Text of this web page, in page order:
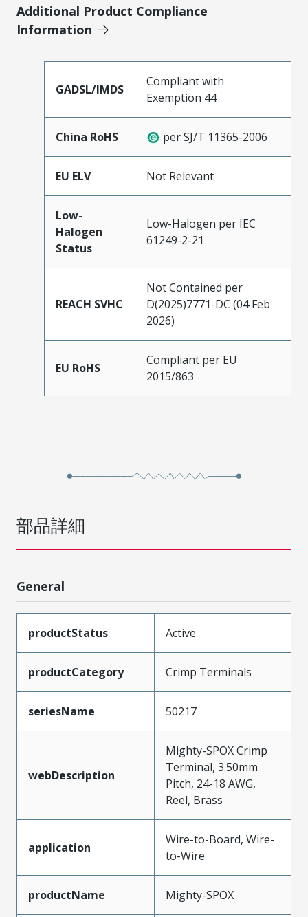
Additional Product Compliance
Information
GADSL/IMDS
Compliant with
Exemption 44
China RoHS per SJ/T 11365-2006
EU ELV Not Relevant
Low-
Halogen
Status
Low-Halogen per IEC
61249-2-21
REACH SVHC
Not Contained per
D(2025)7771-DC (04 Feb
2026)
EU RoHS
Compliant per EU
2015/863
部品詳細
General
productStatus Active
productCategory Crimp Terminals
seriesName 50217
webDescription
Mighty-SPOX Crimp
Terminal, 3.50mm
Pitch, 24-18 AWG,
Reel, Brass
application
Wire-to-Board, Wire-
to-Wire
productName Mighty-SPOX